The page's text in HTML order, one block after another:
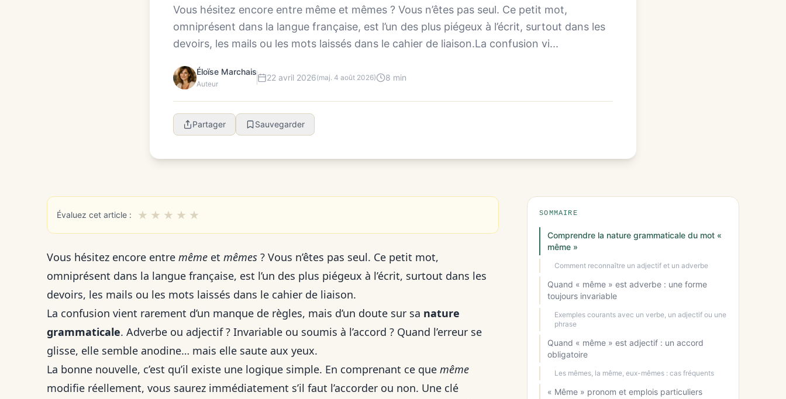
Vous hésitez encore entre même et mêmes ? Vous n’êtes pas seul. Ce petit mot,
omniprésent dans la langue française, est l’un des plus piégeux à l’écrit, surtout dans les
devoirs, les mails ou les mots laissés dans le cahier de liaison.La confusion vi...
Éloïse Marchais
Auteur
22 avril 2026(maj. 4 août 2026) 8 min
Partager Sauvegarder
Évaluez cet article : ★ ★ ★ ★ ★
Vous hésitez encore entre même et mêmes ? Vous n’êtes pas seul. Ce petit mot,
omniprésent dans la langue française, est l’un des plus piégeux à l’écrit, surtout dans les
devoirs, les mails ou les mots laissés dans le cahier de liaison.
La confusion vient rarement d’un manque de règles, mais d’un doute sur sa nature
grammaticale. Adverbe ou adjectif ? Invariable ou soumis à l’accord ? Quand l’erreur se
glisse, elle semble anodine… mais elle saute aux yeux.
La bonne nouvelle, c’est qu’il existe une logique simple. En comprenant ce que même
modifie réellement, vous saurez immédiatement s’il faut l’accorder ou non. Une clé
SOMMAIRE
Comprendre la nature grammaticale du mot «
même »
Comment reconnaître un adjectif et un adverbe
Quand « même » est adverbe : une forme
toujours invariable
Exemples courants avec un verbe, un adjectif ou une
phrase
Quand « même » est adjectif : un accord
obligatoire
Les mêmes, la même, eux-mêmes : cas fréquents
« Même » pronom et emplois particuliers